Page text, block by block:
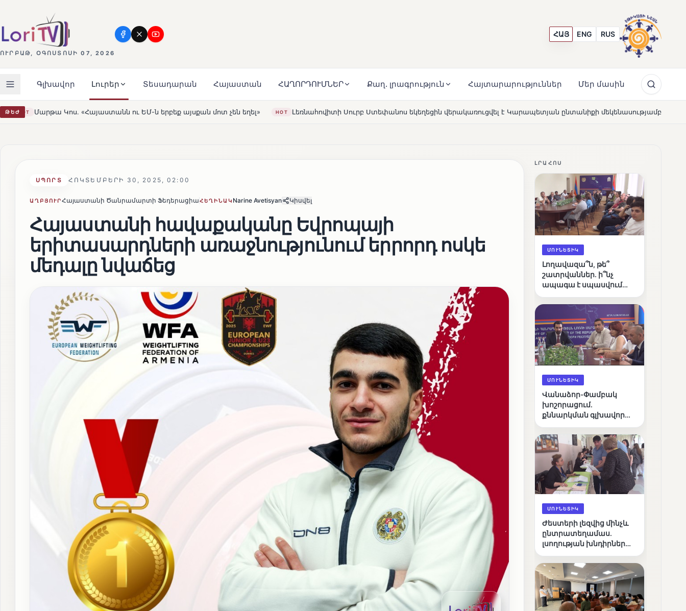
ՈՒՐԲԱԹ, ՕԳՈՍՏՈՍԻ 07, 2026
ՀԱՅ ENG RUS
Գլխավոր Լուրեր Տեսադարան Հայաստան ՀԱՂՈՐԴՈՒՄՆԵՐ Քաղ. լրագրություն Հայտարարություններ Մեր մասին
ԹԵԺ ու ԵՄ-ն երբեք այսքան մոտ չեն եղել» HOT Լեռնահովիտի Սուրբ Ստեփանոս եկեղեցին վերակառուցվել է Կարապետյան ընտանիքի մեկենասությամբ NEWS Լողավազա՞ն, թե՞
ՍՊՈՐՏ ՀՈԿՏԵՄԲԵՐԻ 30, 2025, 02:00
ԱՂԲՅՈՒՐՀայաստանի Ծանրամարտի ՖեդերացիաՀԵՂԻՆԱԿ Narine Avetisyan Կիսվել
Հայաստանի հավաքականը Եվրոպայի
երիտասարդների առաջնությունում երրորդ ոսկե
մեդալը նվաճեց
ԼՐԱՀՈՍ
ՄՈՒՆԵՏԻԿ
Լողավազա՞ն, թե՞
շատրվաններ. ի՞նչ
ապագա է սպասվում
լճին
ՄՈՒՆԵՏԻԿ
Վանաձոր-Փամբակ
խոշորացում.
քննարկման գլխավոր
կառավարո՞ւմ, թե՞
քաղաքական նպատակ
ՄՈՒՆԵՏԻԿ
Ժեստերի լեզվից մինչև
ընտրատեղամաս.
լսողության խնդիրներ
ճանապարհը